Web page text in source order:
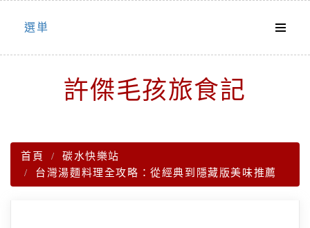
Skip
選単
許傑毛孩旅食記
首頁
碳水快樂站
台灣湯麵料理全攻略：從經典到隱藏版美味推薦